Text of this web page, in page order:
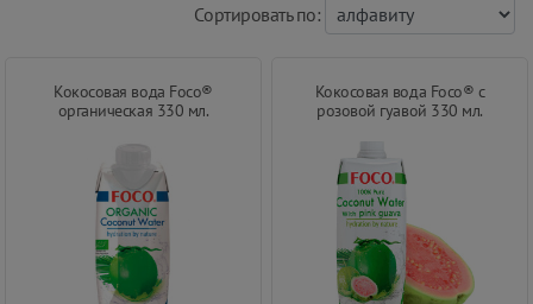
Cортировать по:
Кокосовая вода Foco®
органическая 330 мл.
Кокосовая вода Foco® с
розовой гуавой 330 мл.